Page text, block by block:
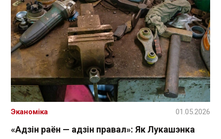
«Адзін раён — адзін правал»: Як Лукашэнка
Эканоміка 01.05.2026